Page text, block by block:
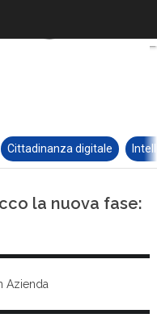
Cittadinanza digitale
la nuova fase:
Azienda